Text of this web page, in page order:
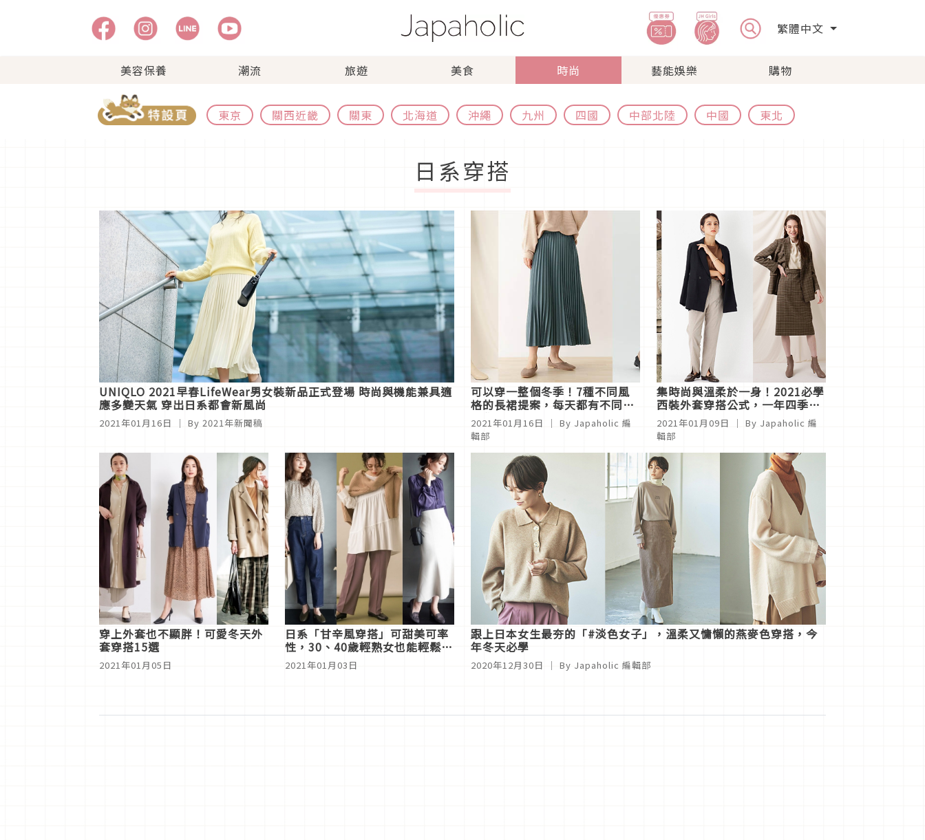
繁體中文
美容保養 潮流 旅遊 美食 時尚 藝能娛樂 購物
東京 關西近畿 關東 北海道 沖繩 九州 四國 中部北陸 中國 東北
日系穿搭
UNIQLO 2021早春LifeWear男女裝新品正式登場 時尚與機能兼具適
應多變天氣 穿出日系都會新風尚
2021年01月16日 ｜ By 2021年新聞稿
可以穿一整個冬季！7種不同風
格的長裙提案，每天都有不同的
感覺
2021年01月16日 ｜ By Japaholic 編
輯部
集時尚與溫柔於一身！2021必學
西裝外套穿搭公式，一年四季都
適用
2021年01月09日 ｜ By Japaholic 編
輯部
穿上外套也不顯胖！可愛冬天外
套穿搭15選
2021年01月05日
日系「甘辛風穿搭」可甜美可率
性，30、40歲輕熟女也能輕鬆駕
馭！
2021年01月03日
跟上日本女生最夯的「#淡色女子」，溫柔又慵懶的燕麥色穿搭，今
年冬天必學
2020年12月30日 ｜ By Japaholic 編輯部